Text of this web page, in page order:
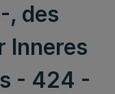
, des
Inneres
- 424 -